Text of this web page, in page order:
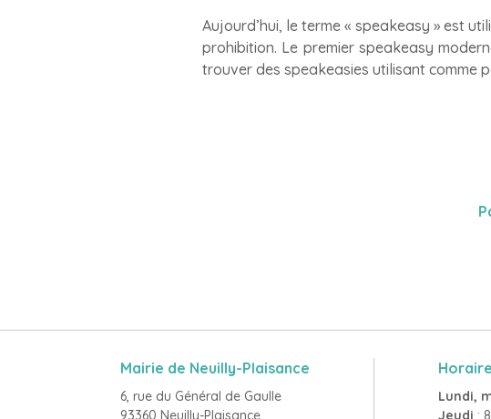
Aujourd’hui, le terme « speakeasy » est
prohibition. Le premier speakeasy
trouver des speakeasies utilisant comme
Mairie de Neuilly-Plaisance
6, rue du Général de Gaulle
93360 Neuilly-Plaisance
Lundi,
Jeudi :